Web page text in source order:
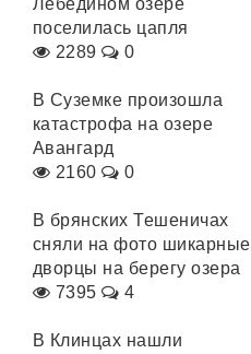
Лебедином озере
поселилась цапля
2289
0
В Суземке произошла
катастрофа на озере
Авангард
2160
0
В брянских Тешеничах
сняли на фото шикарные
дворцы на берегу озера
7395
4
В Клинцах нашли